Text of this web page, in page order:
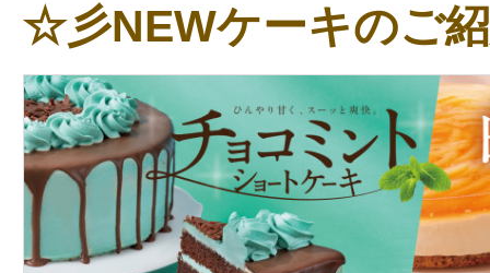
☆彡NEWケーキのご